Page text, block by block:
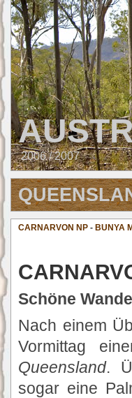
2006 / 2007
CARNARVON NP - BUNYA
Schöne
Nach einem
Vormittag
Queensland.
sogar eine